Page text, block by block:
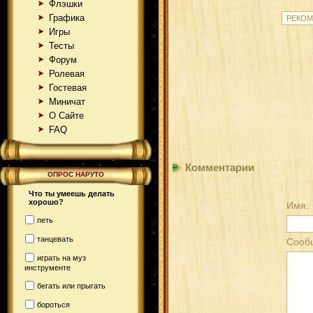
Флэшки
Графика
Игры
Тесты
Форум
Ролевая
Гостевая
Миничат
О Сайте
FAQ
ОПРОС НАРУТО
Что ты умеешь делать
хорошо?
петь
танцевать
играть на муз
инструменте
бегать или прыгать
бороться
Комментарии
Имя: